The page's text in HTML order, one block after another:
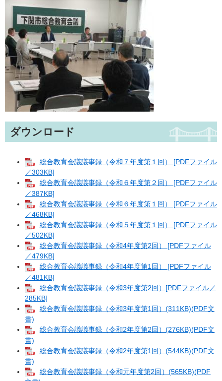
ダウンロード
総合教育会議議事録（令和７年度第１回） [PDFファイル
／303KB]
​総合教育会議議事録（令和６年度第２回） [PDFファイル
／387KB]
総合教育会議議事録（令和６年度第１回） [PDFファイル
／468KB]
総合教育会議議事録（令和５年度第１回） [PDFファイル
／502KB]
総合教育会議議事録（令和4年度第2回） [PDFファイル
／479KB]
総合教育会議議事録（令和4年度第1回） [PDFファイル
／481KB]
総合教育会議議事録（令和3年度第2回）[PDFファイル／
285KB]
総合教育会議議事録（令和3年度第1回）(311KB)(PDF文
書)
総合教育会議議事録（令和2年度第2回）(276KB)(PDF文
書)
総合教育会議議事録（令和2年度第1回）(544KB)(PDF文
書)
総合教育会議議事録（令和元年度第2回）(565KB)(PDF